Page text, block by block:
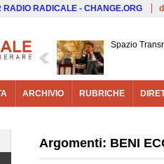
RADIO RADICALE - CHANGE.ORG
Spazio
ARCHIVIO RUBRICHE
Argomenti: BENI